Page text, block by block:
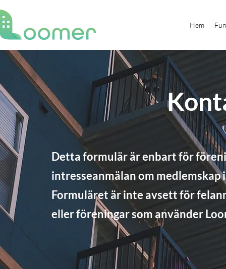
Hem
Detta formulär är enbart för
intresseanmälan om medlemskap
Formuläret är inte avsett för
eller föreningar som använder